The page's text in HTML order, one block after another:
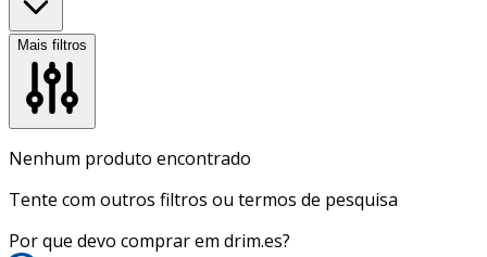
Mais filtros
Nenhum produto encontrado
Tente com outros filtros ou termos de pesquisa
Por que devo comprar em drim.es?